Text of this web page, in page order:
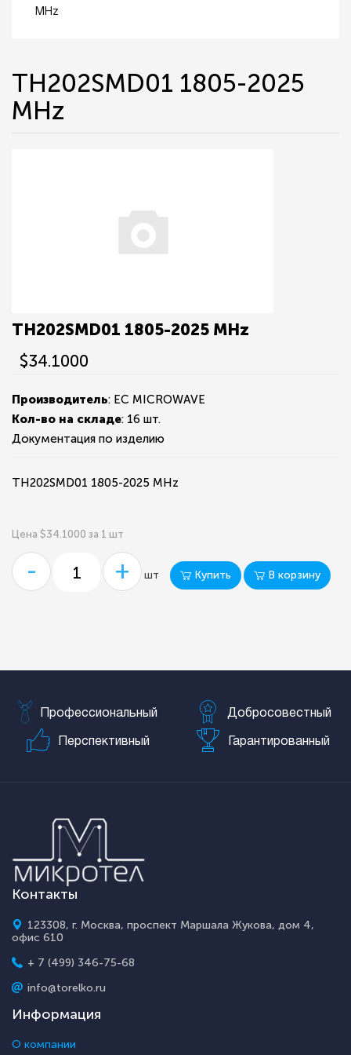
MHz
TH202SMD01 1805-2025
MHz
TH202SMD01 1805-2025 MHz
$34.1000
Производитель: EC MICROWAVE
Кол-во на складе: 16 шт.
Документация по изделию
TH202SMD01 1805-2025 MHz
Цена $34.1000 за 1 шт
- + шт Купить В корзину
Профессиональный Добросовестный
Перспективный Гарантированный
Контакты
123308, г. Москва, проспект Маршала Жукова, дом 4,
офис 610
+ 7 (499) 346-75-68
info@torelko.ru
Информация
О компании